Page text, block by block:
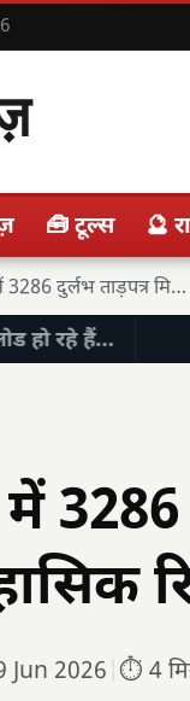
🧰 टूल्स 🔮
महासमुंद में 3286 दुर्लभ ताड़पत्र मिले, छत्तीसगढ़ में…
हो रहे हैं…
3286
Jun 2026 ⏱️ 4